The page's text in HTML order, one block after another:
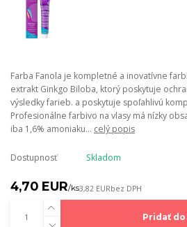
Farba Fanola je kompletné a inovatívne
extrakt Ginkgo Biloba, ktorý poskytuje
výsledky farieb. a poskytuje spoľahlivú
Profesionálne farbivo na vlasy má nízky
iba 1,6% amoniaku... celý popis
Dostupnosť Skladom
4,70 EUR/ks3,82 EURbez DPH
Pridať